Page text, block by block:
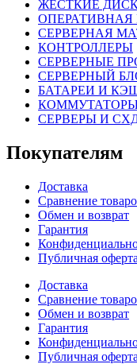
ЖЕСТКИЕ
ОПЕРАТИВНАЯ
СЕРВЕРНАЯ
КОНТРОЛЛЕРЫ
СЕРВЕРНЫЕ
СЕРВЕРНЫЙ
БАТАРЕИ И
СЕРВЕРЫ И
Покупателям
Доставка
Сравнение
Обмен и возврат
Гарантия
Публичная оферта
Доставка
Сравнение
Обмен и возврат
Гарантия
Публичная оферта